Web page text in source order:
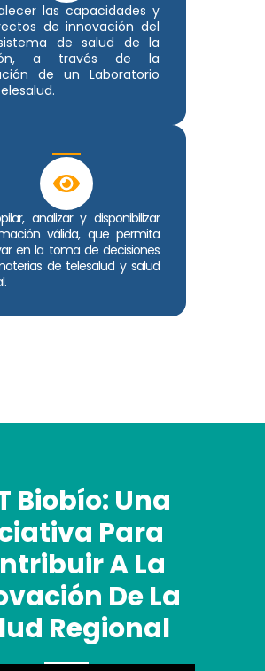
las capacidades y
de innovación del
de salud de la
a través de la
de un Laboratorio
analizar y disponibilizar
válida, que permita
en la toma de decisiones
de telesalud y salud
Biobío: Una
Para
A La
De La
Regional